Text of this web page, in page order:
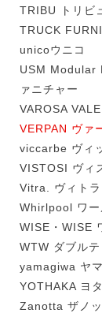
TRIBU トリビ
TRUCK
unicoウニコ
USM Modular
ァニチャー
VAROSA
VERPAN ヴァ
viccarbe ヴィ
VISTOSI ヴィ
Vitra. ヴィトラ
Whirlpool ワー
WISE・WISE
WTW ダブルテ
yamagiwa ヤ
YOTHAKA ヨ
Zanotta ザノ